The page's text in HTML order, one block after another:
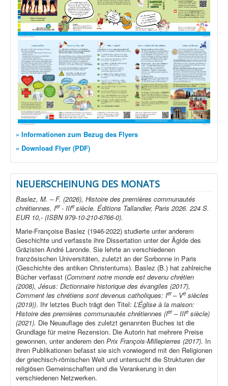
» Informationen zum Bezug des Flyers
» Download Flyer (PDF)
NEUERSCHEINUNG DES MONATS
Baslez, M. – F. (2026), Histoire des premières communautés
chrétiennes. Ier- IIIe siècle. Éditions Tallandier, Paris 2026. 224 S.
EUR 10,- (ISBN 979-10-210-6766-0).
Marie-Françoise Baslez (1946-2022) studierte unter anderem
Geschichte und verfasste ihre Dissertation unter der Ägide des
Gräzisten André Laronde. Sie lehrte an verschiedenen
französischen Universitäten, zuletzt an der Sorbonne in Paris
(Geschichte des antiken Christentums). Baslez (B.) hat zahlreiche
Bücher verfasst (Comment notre monde est devenu chrétien
(2008), Jésus: Dictionnaire historique des évangiles (2017),
Comment les chrétiens sont devenus catholiques: Ier– Ve siècles
(2019)). Ihr letztes Buch trägt den Titel: L’Église à la maison:
Histoire des premières communautés chrétiennes (Ier– IIIe siècle)
(2021). Die Neuauflage des zuletzt genannten Buches ist die
Grundlage für meine Rezension. Die Autorin hat mehrere Preise
gewonnen, unter anderem den Prix François-Millepierres (2017). In
ihren Publikationen befasst sie sich vorwiegend mit den Religionen
der griechisch-römischen Welt und untersucht die Strukturen der
religiösen Gemeinschaften und die Verankerung in den
verschiedenen Netzwerken.